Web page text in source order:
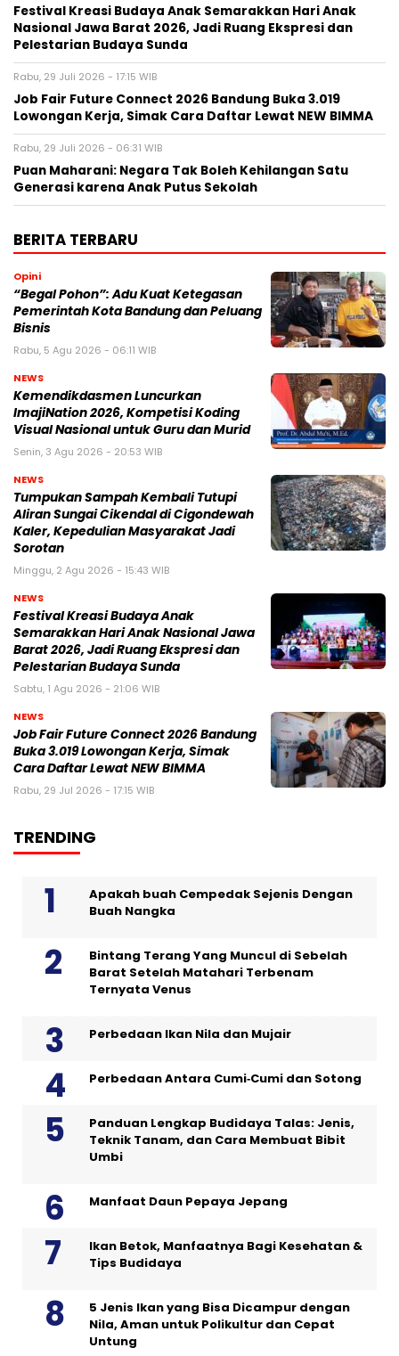
Festival Kreasi Budaya Anak Semarakkan Hari Anak
Nasional Jawa Barat 2026, Jadi Ruang Ekspresi dan
Pelestarian Budaya Sunda
Rabu, 29 Juli 2026 - 17:15 WIB
Job Fair Future Connect 2026 Bandung Buka 3.019
Lowongan Kerja, Simak Cara Daftar Lewat NEW BIMMA
Rabu, 29 Juli 2026 - 06:31 WIB
Puan Maharani: Negara Tak Boleh Kehilangan Satu
Generasi karena Anak Putus Sekolah
BERITA TERBARU
Opini
“Begal Pohon”: Adu Kuat Ketegasan
Pemerintah Kota Bandung dan Peluang
Bisnis
Rabu, 5 Agu 2026 - 06:11 WIB
NEWS
Kemendikdasmen Luncurkan
ImajiNation 2026, Kompetisi Koding
Visual Nasional untuk Guru dan Murid
Senin, 3 Agu 2026 - 20:53 WIB
NEWS
Tumpukan Sampah Kembali Tutupi
Aliran Sungai Cikendal di Cigondewah
Kaler, Kepedulian Masyarakat Jadi
Sorotan
Minggu, 2 Agu 2026 - 15:43 WIB
NEWS
Festival Kreasi Budaya Anak
Semarakkan Hari Anak Nasional Jawa
Barat 2026, Jadi Ruang Ekspresi dan
Pelestarian Budaya Sunda
Sabtu, 1 Agu 2026 - 21:06 WIB
NEWS
Job Fair Future Connect 2026 Bandung
Buka 3.019 Lowongan Kerja, Simak
Cara Daftar Lewat NEW BIMMA
Rabu, 29 Jul 2026 - 17:15 WIB
TRENDING
Apakah buah Cempedak Sejenis Dengan
Buah Nangka
Bintang Terang Yang Muncul di Sebelah
Barat Setelah Matahari Terbenam
Ternyata Venus
Perbedaan Ikan Nila dan Mujair
Perbedaan Antara Cumi‑Cumi dan Sotong
Panduan Lengkap Budidaya Talas: Jenis,
Teknik Tanam, dan Cara Membuat Bibit
Umbi
Manfaat Daun Pepaya Jepang
Ikan Betok, Manfaatnya Bagi Kesehatan &
Tips Budidaya
5 Jenis Ikan yang Bisa Dicampur dengan
Nila, Aman untuk Polikultur dan Cepat
Untung